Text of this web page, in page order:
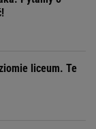
liceum. Te